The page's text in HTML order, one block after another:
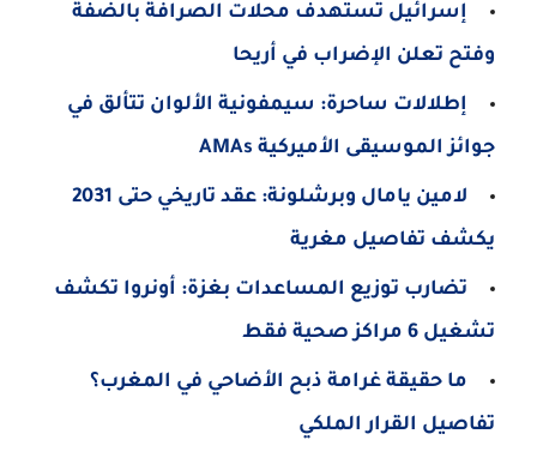
إسرائيل تستهدف محلات الصرافة بالضفة
وفتح تعلن الإضراب في أريحا
إطلالات ساحرة: سيمفونية الألوان تتألق في
جوائز الموسيقى الأميركية AMAs
لامين يامال وبرشلونة: عقد تاريخي حتى 2031
يكشف تفاصيل مغرية
تضارب توزيع المساعدات بغزة: أونروا تكشف
تشغيل 6 مراكز صحية فقط
ما حقيقة غرامة ذبح الأضاحي في المغرب؟
تفاصيل القرار الملكي